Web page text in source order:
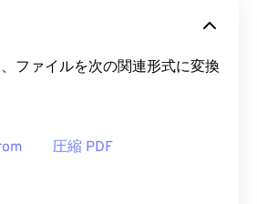
ファイルを次の関連形式に変換
圧縮 PDF